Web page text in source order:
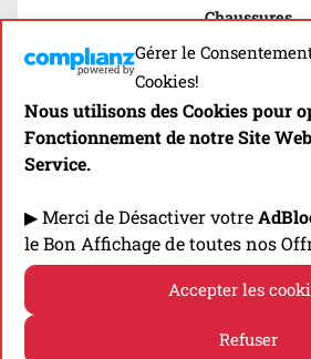
Gérer le
Cookies!
Nous utilisons des Cookies pour
Fonctionnement de notre Site
Service.
▶ Merci de Désactiver votre
le Bon Affichage de toutes nos
Accepter les
Refuser
Chaussures
⬇⬇⬇
Drop: 4 mm
Poids:215 g
Fit:Sérré